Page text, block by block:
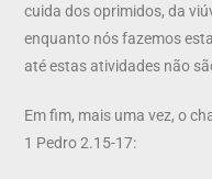
cuida dos oprimidos, da
enquanto nós fazemos
até estas atividades não
Em fim, mais uma vez, o
1 Pedro 2.15-17: